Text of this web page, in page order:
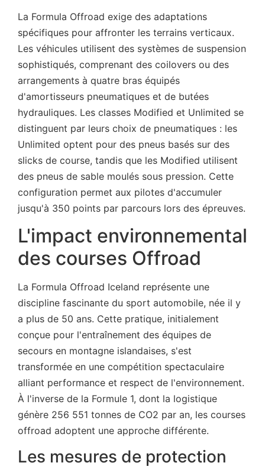
La Formula Offroad exige des adaptations
spécifiques pour affronter les terrains verticaux.
Les véhicules utilisent des systèmes de suspension
sophistiqués, comprenant des coilovers ou des
arrangements à quatre bras équipés
d'amortisseurs pneumatiques et de butées
hydrauliques. Les classes Modified et Unlimited se
distinguent par leurs choix de pneumatiques : les
Unlimited optent pour des pneus basés sur des
slicks de course, tandis que les Modified utilisent
des pneus de sable moulés sous pression. Cette
configuration permet aux pilotes d'accumuler
jusqu'à 350 points par parcours lors des épreuves.
L'impact environnemental
des courses Offroad
La Formula Offroad Iceland représente une
discipline fascinante du sport automobile, née il y
a plus de 50 ans. Cette pratique, initialement
conçue pour l'entraînement des équipes de
secours en montagne islandaises, s'est
transformée en une compétition spectaculaire
alliant performance et respect de l'environnement.
À l'inverse de la Formule 1, dont la logistique
génère 256 551 tonnes de CO2 par an, les courses
offroad adoptent une approche différente.
Les mesures de protection